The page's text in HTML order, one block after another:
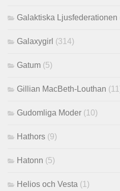
Galaktiska Ljusfederationen
Galaxygirl (314)
Gatum (5)
Gillian MacBeth-Louthan
Gudomliga Moder (10)
Hathors (9)
Hatonn (5)
Helios och Vesta (1)